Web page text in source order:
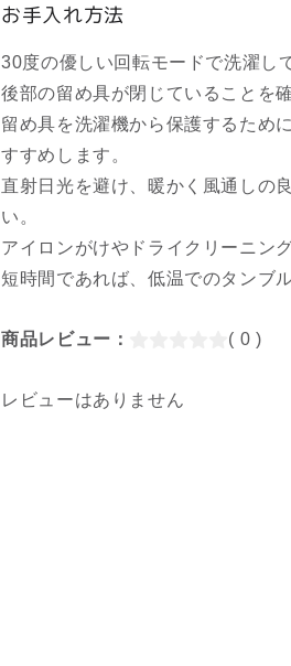
お手入れ方法
30度の優しい回転モードで洗濯し
後部の留め具が閉じていることを
留め具を洗濯機から保護するため
すすめします。
直射日光を避け、暖かく風通しの
い。
アイロンがけやドライクリーニン
短時間であれば、低温でのタンブ
商品レビュー： ( 0 )
レビューはありません